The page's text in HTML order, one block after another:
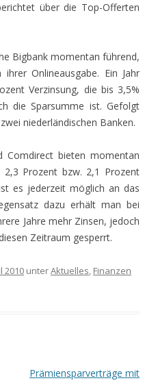
über die Top-Offerten
Bigbank momentan führend,
Onlineausgabe. Ein Jahr
Verzinsung, die bis 3,5%
die Sparsumme ist. Gefolgt
niederländischen Banken.
Comdirect bieten momentan
Prozent bzw. 2,1 Prozent
es jederzeit möglich an das
dazu erhält man bei
Jahre mehr Zinsen, jedoch
Zeitraum gesperrt.
2010 unterAktuelles, Finanzen
Prämiensparverträge mit